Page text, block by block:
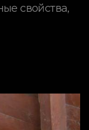
свойства,